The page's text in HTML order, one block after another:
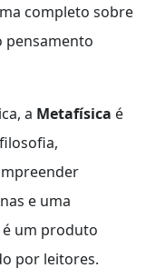
completo sobre
pensamento
a Metafísica é
e uma
é um produto
por leitores.